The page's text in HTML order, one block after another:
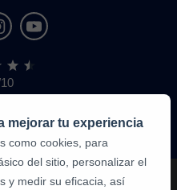
de
mejorar tu experiencia
como cookies, para
del sitio, personalizar el
y medir su eficacia, así